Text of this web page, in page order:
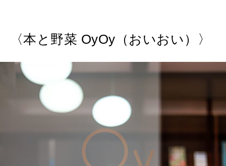
〈本と野菜 OyOy（おいおい）〉